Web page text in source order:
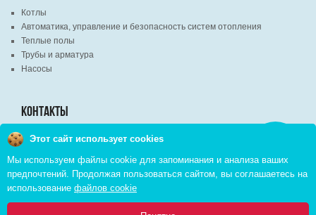
Котлы
Автоматика, управление и безопасность систем отопления
Теплые полы
Трубы и арматура
Насосы
КОНТАКТЫ
г. Минск, ВЦ "Экспобел", строительный рынок, павильон № 8c
г. Минск, ул. М. Лынькова, д. 35, пом. 199
+375 (29) 110-46-46 (А1)
+375 (29) 373-90-16 (A1)
Этот сайт использует cookies
Мы используем файлы cookie для запоминания и анализа ваших
предпочтений. Продолжая пользоваться сайтом, вы соглашаетесь на
использование файлов cookie